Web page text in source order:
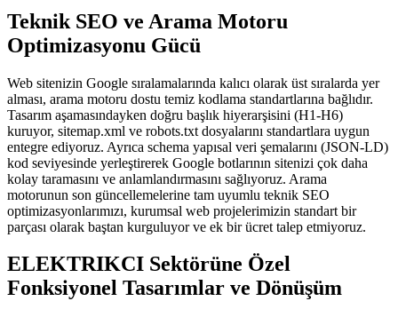
Teknik SEO ve Arama Motoru
Optimizasyonu Gücü
Web sitenizin Google sıralamalarında kalıcı olarak üst sıralarda yer
alması, arama motoru dostu temiz kodlama standartlarına bağlıdır.
Tasarım aşamasındayken doğru başlık hiyerarşisini (H1-H6)
kuruyor, sitemap.xml ve robots.txt dosyalarını standartlara uygun
entegre ediyoruz. Ayrıca schema yapısal veri şemalarını (JSON-LD)
kod seviyesinde yerleştirerek Google botlarının sitenizi çok daha
kolay taramasını ve anlamlandırmasını sağlıyoruz. Arama
motorunun son güncellemelerine tam uyumlu teknik SEO
optimizasyonlarımızı, kurumsal web projelerimizin standart bir
parçası olarak baştan kurguluyor ve ek bir ücret talep etmiyoruz.
ELEKTRIKCI Sektörüne Özel
Fonksiyonel Tasarımlar ve Dönüşüm